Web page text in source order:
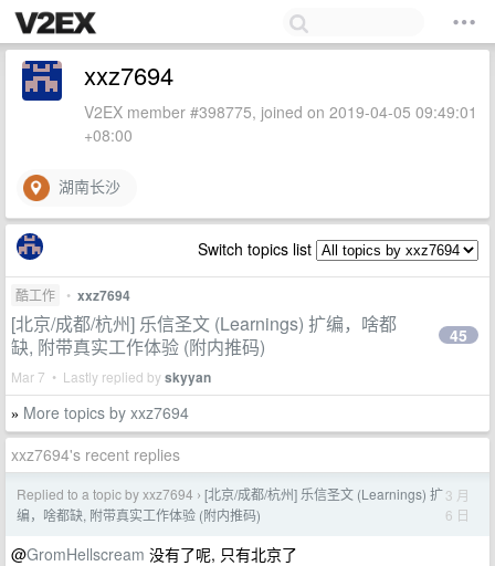
xxz7694
V2EX member #398775, joined on 2019-04-05 09:49:01
+08:00
湖南长沙
Switch topics list
酷工作 • xxz7694
[北京/成都/杭州] 乐信圣文 (Learnings) 扩编，啥都
缺, 附带真实工作体验 (附内推码)
Mar 7 • Lastly replied byskyyan
45
» More topics by xxz7694
xxz7694's recent replies
Replied to a topic by xxz7694 › [北京/成都/杭州] 乐信圣文 (Learnings) 扩
编，啥都缺, 附带真实工作体验 (附内推码)
3 月
6 日
@GromHellscream 没有了呢, 只有北京了